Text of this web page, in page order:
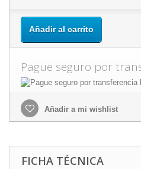
Añadir al carrito
Pague seguro por
Añadir a mi wishlist
FICHA TÉCNICA